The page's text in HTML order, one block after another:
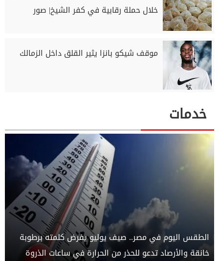
خلال حملة رقابية في كفر الشيخ| صور
موقف شيكو بانزا يثير القلق داخل الزمالك
خدمات
الطقس اليوم في مصر.. صيف يوليو يفرض كلمته برطوبة
خانقة والأرصاد تدعو للحذر من الحرارة في ساعات الذروة